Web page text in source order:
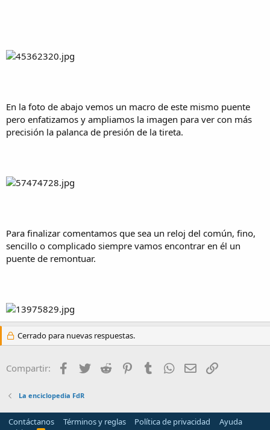
En la foto de abajo vemos un macro de este mismo puente
pero enfatizamos y ampliamos la imagen para ver con más
precisión la palanca de presión de la tireta.
Para finalizar comentamos que sea un reloj del común, fino,
sencillo o complicado siempre vamos encontrar en él un
puente de remontuar.
Cerrado para nuevas respuestas.
Compartir: Facebook
Twitter Reddit PinterestTumblrWhatsApp
Email
La enciclopedia FdR
Contáctanos Términos y reglas Política de privacidad
Ayuda